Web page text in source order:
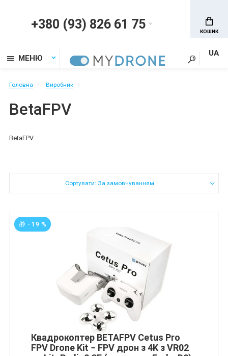
+380 (93) 826 61 75 КОШИК
МЕНЮ
UA
Головна Виробник
BetaFPV
BetaFPV
Сортувати: За замовчуванням
🎁 - 19 %
Квадрокоптер BETAFPV Cetus Pro
FPV Drone Kit − FPV дрон з 4K з VR02